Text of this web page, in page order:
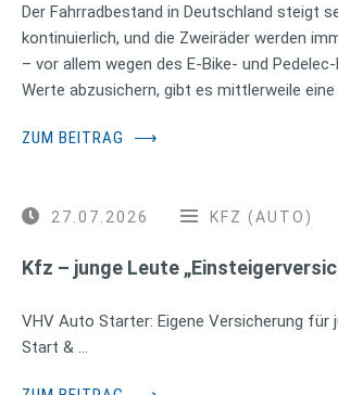
Der Fahrradbestand in Deutschland steigt
kontinuierlich, und die Zweiräder werden
– vor allem wegen des E-Bike- und
Werte abzusichern, gibt es mittlerweile eine
ZUM BEITRAG ⟶
27.07.2026 KFZ (AUTO)
Kfz – junge Leute
VHV Auto Starter: Eigene Versicherung für
Start & …